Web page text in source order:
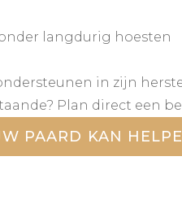
langdurig hoesten
in zijn
Plan direct een
PAARD KAN